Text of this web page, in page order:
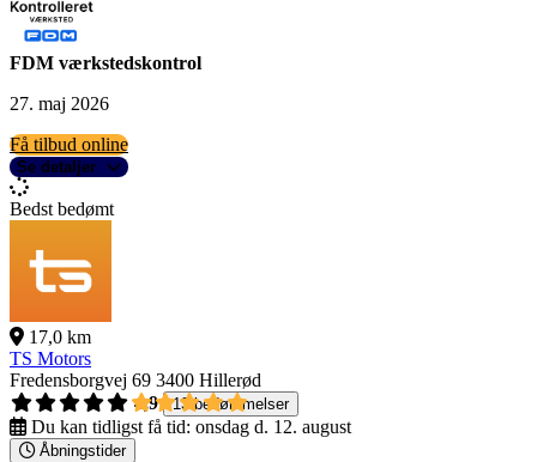
FDM værkstedskontrol
27. maj 2026
Få tilbud online
Se detaljer
Bedst bedømt
17,0 km
TS Motors
Fredensborgvej 69 3400 Hillerød
4,9
13 bedømmelser
Du kan tidligst få tid: onsdag d. 12. august
Åbningstider